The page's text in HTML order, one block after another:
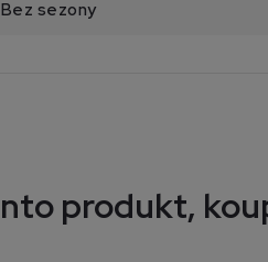
Bez sezony
produkt,